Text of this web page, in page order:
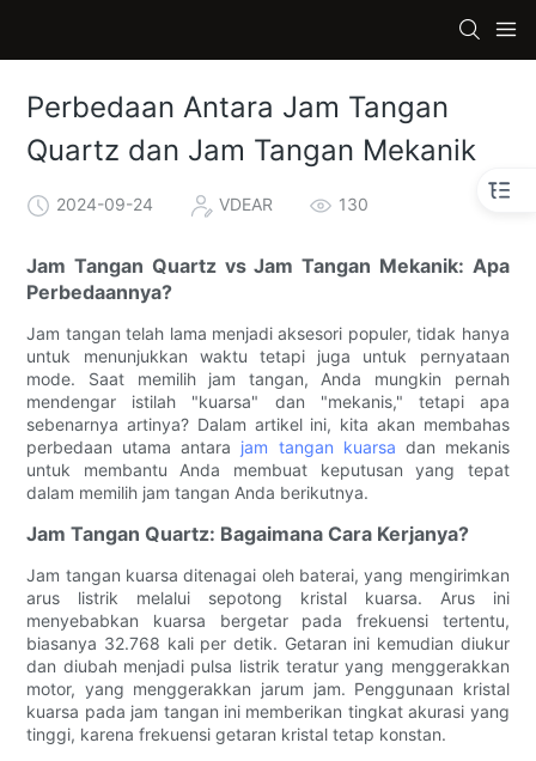
Perbedaan Antara Jam Tangan
Quartz dan Jam Tangan Mekanik
2024-09-24 VDEAR 130
Jam Tangan Quartz vs Jam Tangan Mekanik: Apa
Perbedaannya?
Jam tangan telah lama menjadi aksesori populer, tidak hanya
untuk menunjukkan waktu tetapi juga untuk pernyataan
mode. Saat memilih jam tangan, Anda mungkin pernah
mendengar istilah "kuarsa" dan "mekanis," tetapi apa
sebenarnya artinya? Dalam artikel ini, kita akan membahas
perbedaan utama antara jam tangan kuarsa dan mekanis
untuk membantu Anda membuat keputusan yang tepat
dalam memilih jam tangan Anda berikutnya.
Jam Tangan Quartz: Bagaimana Cara Kerjanya?
Jam tangan kuarsa ditenagai oleh baterai, yang mengirimkan
arus listrik melalui sepotong kristal kuarsa. Arus ini
menyebabkan kuarsa bergetar pada frekuensi tertentu,
biasanya 32.768 kali per detik. Getaran ini kemudian diukur
dan diubah menjadi pulsa listrik teratur yang menggerakkan
motor, yang menggerakkan jarum jam. Penggunaan kristal
kuarsa pada jam tangan ini memberikan tingkat akurasi yang
tinggi, karena frekuensi getaran kristal tetap konstan.